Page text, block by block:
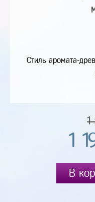
Стиль аромата-
1
1
В